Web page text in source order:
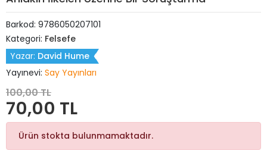
Barkod: 9786050207101
Kategori: Felsefe
Yazar: David Hume
Yayınevi: Say Yayınları
100,00 TL
70,00 TL
Ürün stokta bulunmamaktadır.